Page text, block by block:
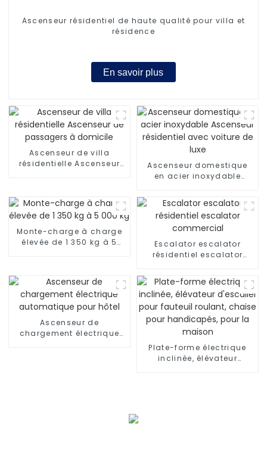
Ascenseur résidentiel de haute qualité pour villa et
résidence
En savoir plus
Ascenseur de villa
résidentielle Ascenseur
Ascenseur domestique
en acier inoxydable
avec voiture de luxe
Monte-charge à charge
élevée de 1 350 kg à 5
Escalator escalator
résidentiel escalator
Ascenseur de
chargement électrique
Plate-forme électrique
inclinée, élévateur